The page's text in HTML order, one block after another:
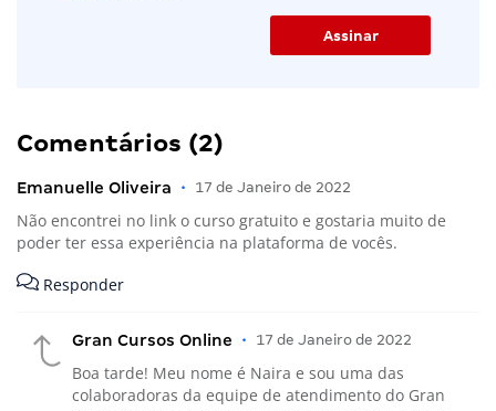
Comentários (2)
Emanuelle Oliveira • 17 de Janeiro de 2022
Não encontrei no link o curso gratuito e gostaria muito de
poder ter essa experiência na plataforma de vocês.
Responder
Gran Cursos Online • 17 de Janeiro de 2022
Boa tarde! Meu nome é Naira e sou uma das
colaboradoras da equipe de atendimento do Gran